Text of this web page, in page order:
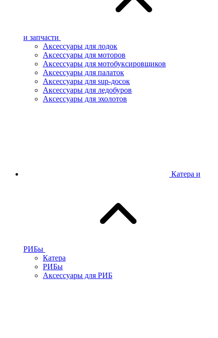
и запчасти
Аксессуары для лодок
Аксессуары для моторов
Аксессуары для мотобуксировщиков
Аксессуары для палаток
Аксессуары для sup-досок
Аксессуары для ледобуров
Аксессуары для эхолотов
Катера и
РИБы
Катера
РИБы
Аксессуары для РИБ